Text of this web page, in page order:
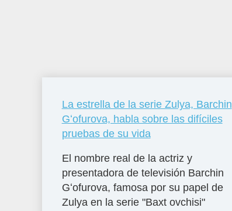
La estrella de la serie Zulya, Barchin
Gʻofurova, habla sobre las difíciles
pruebas de su vida
El nombre real de la actriz y
presentadora de televisión Barchin
Gʻofurova, famosa por su papel de
Zulya en la serie "Baxt ovchisi"